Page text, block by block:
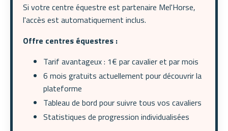
Si votre centre équestre est partenaire Mel'Horse,
l'accès est automatiquement inclus.
Offre centres équestres :
Tarif avantageux : 1€ par cavalier et par mois
6 mois gratuits actuellement pour découvrir la
plateforme
Tableau de bord pour suivre tous vos cavaliers
Statistiques de progression individualisées